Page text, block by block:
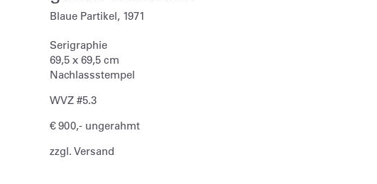
Blaue Partikel, 1971
Serigraphie
69,5 x 69,5 cm
Nachlassstempel
WVZ #5.3
€ 900,- ungerahmt
zzgl. Versand